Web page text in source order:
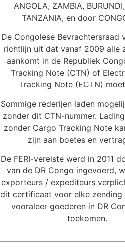
ANGOLA, ZAMBIA,
TANZANIA, en door
De Congolese Bevrachtersraad
richtlijn uit dat vanaf 2009 alle
aankomt in de Republiek
Tracking Note (CTN) of
Tracking Note (ECTN)
Sommige rederijen laden
zonder dit CTN-nummer.
zonder Cargo Tracking Note
zijn aan boetes en
De FERI-vereiste werd in 2011
van de DR Congo ingevoerd,
exporteurs / expediteurs
dit certificaat voor elke zending
vooraleer goederen in DR
toekomen.